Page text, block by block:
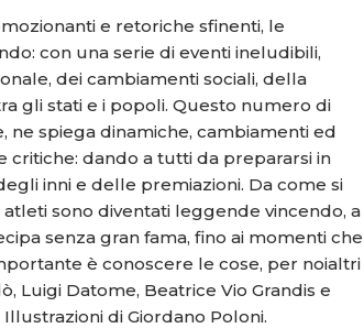
e retoriche sfinenti, le
con una serie di eventi ineludibili,
dei cambiamenti sociali, della
gli stati e i popoli. Questo numero di
ne spiega dinamiche, cambiamenti ed
dando a tutti da prepararsi in
inni e delle premiazioni. Da come si
sono diventati leggende vincendo, a
senza gran fama, fino ai momenti che
è conoscere le cose, per noialtri
Luigi Datome, Beatrice Vio Grandis e
di Giordano Poloni.